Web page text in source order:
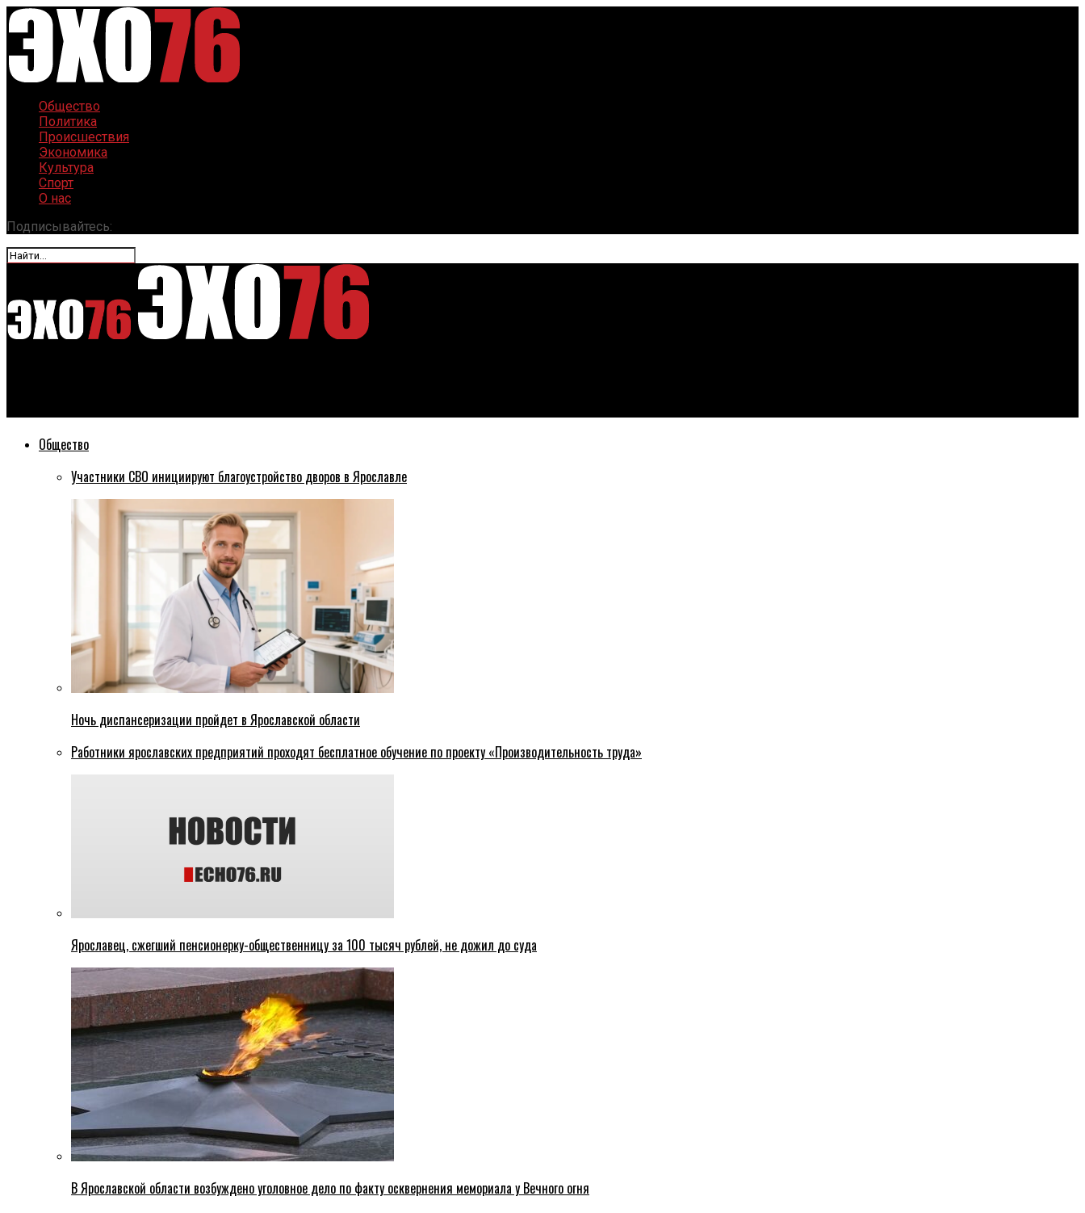
Общество
Политика
Происшествия
Экономика
Культура
Спорт
О нас
Подписывайтесь:
Общество
Участники СВО инициируют благоустройство дворов в Ярославле
Ночь диспансеризации пройдет в Ярославской области
Работники ярославских предприятий проходят бесплатное обучение по проекту «Производительность труда»
Ярославец, сжегший пенсионерку-общественницу за 100 тысяч рублей, не дожил до суда
В Ярославской области возбуждено уголовное дело по факту осквернения мемориала у Вечного огня